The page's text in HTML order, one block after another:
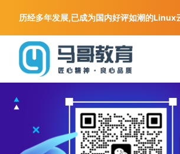
历经多年发展,已成为国内好评如潮的